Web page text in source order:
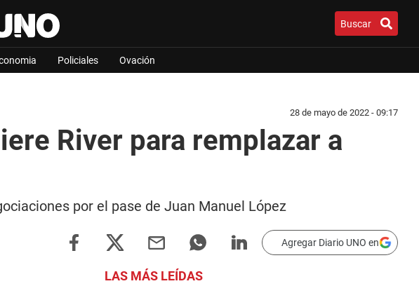
Buscar
Policiales Ovación
28 de mayo de 2022 - 09:17
River para remplazar a
por el pase de Juan Manuel López
Agregar Diario UNO en
LAS MÁS LEÍDAS